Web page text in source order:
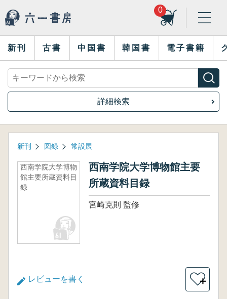
0
新刊 古書 中国書 韓国書 電子書籍
詳細検索
新刊 図録 常設展
西南学院大学博物
館主要所蔵資料目
録
西南学院大学博物館主要
所蔵資料目録
宮崎克則 監修
レビューを書く ＋